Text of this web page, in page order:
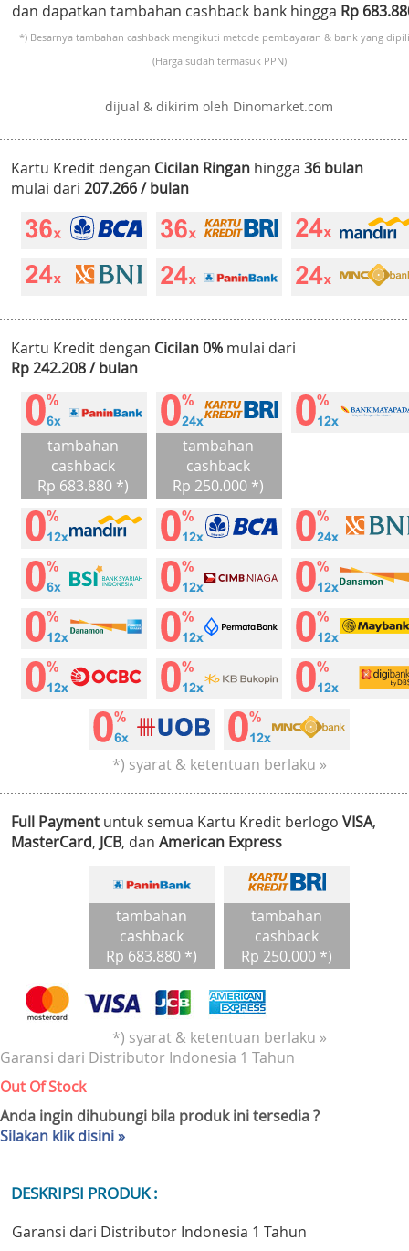
dan dapatkan tambahan cashback bank hingga Rp
*) Besarnya tambahan cashback mengikuti metode pembayaran & bank yang
(Harga sudah termasuk PPN)
dijual & dikirim oleh Dinomarket.com
Kartu Kredit dengan Cicilan Ringan hingga 36 bulan
mulai dari 207.266 / bulan
Kartu Kredit dengan Cicilan 0% mulai dari
Rp 242.208 / bulan
tambahan
cashback
Rp 683.880 *)
tambahan
cashback
Rp 250.000 *)
*) syarat & ketentuan berlaku »
Full Payment untuk semua Kartu Kredit berlogo VISA,
MasterCard, JCB, dan American Express
tambahan
cashback
Rp 683.880 *)
tambahan
cashback
Rp 250.000 *)
*) syarat & ketentuan berlaku »
Garansi dari Distributor Indonesia 1 Tahun
Out Of Stock
Anda ingin dihubungi bila produk ini tersedia ?
Silakan klik disini »
DESKRIPSI PRODUK :
Garansi dari Distributor Indonesia 1 Tahun